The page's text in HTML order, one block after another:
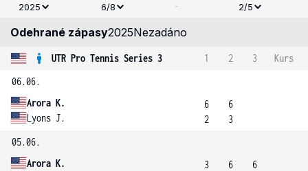
2025
6/8 - 2/5
Odehrané zápasy2025Nezadáno
UTR Pro Tennis Series 3 1 2 3
Kurs
06.06.
Arora K.
Lyons J.
6
2
6
3
05.06.
Arora K.
3
6
6